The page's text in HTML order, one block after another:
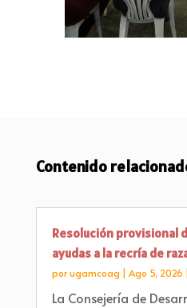
Contenido
Resolución provisional
ayudas a la recría de
porugamcoag Ago 5, 2026
La Consejería de